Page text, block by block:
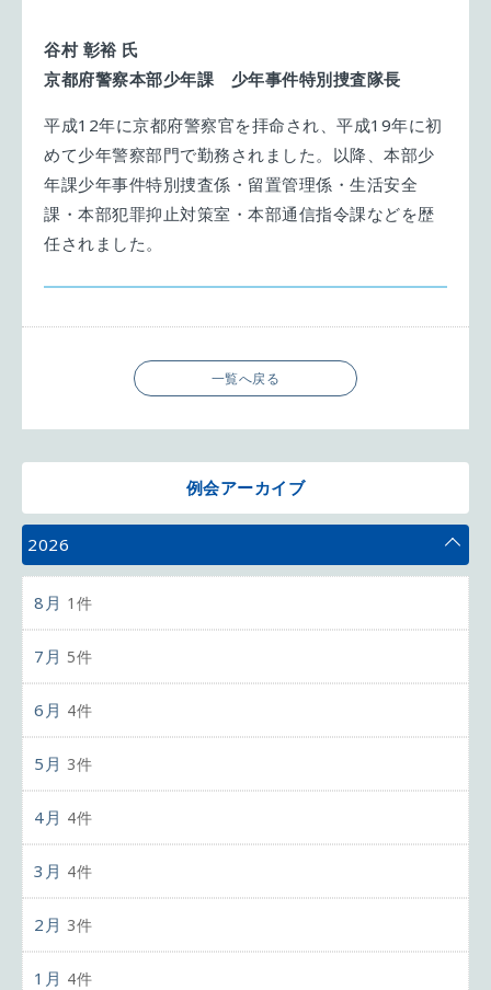
谷村 彰裕 氏
京都府警察本部少年課 少年事件特別捜査隊長
平成12年に京都府警察官を拝命され、平成19年に初
めて少年警察部門で勤務されました。以降、本部少
年課少年事件特別捜査係・留置管理係・生活安全
課・本部犯罪抑止対策室・本部通信指令課などを歴
任されました。
一覧へ戻る
例会アーカイブ
2026
8月 1件
7月 5件
6月 4件
5月 3件
4月 4件
3月 4件
2月 3件
1月 4件